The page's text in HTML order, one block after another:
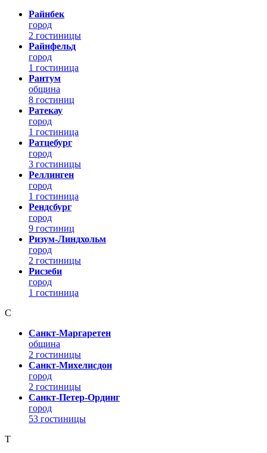
Райнбек
город
2 гостиницы
Райнфельд
город
1 гостиница
Рантум
община
8 гостиниц
Ратекау
город
1 гостиница
Ратцебург
город
3 гостиницы
Реллинген
город
1 гостиница
Рендсбург
город
9 гостиниц
Ризум-Линдхольм
город
2 гостиницы
Рисзеби
город
1 гостиница
С
Санкт-Маргаретен
община
2 гостиницы
Санкт-Михелисдон
город
2 гостиницы
Санкт-Петер-Ординг
город
53 гостиницы
Т